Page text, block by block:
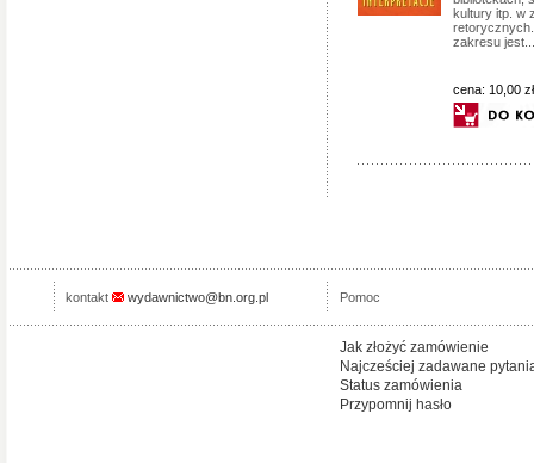
kultury itp. w
zakresu jest...
cena: 10,00 zł
kontakt wydawnictwo@bn.org.pl Pomoc
Jak złożyć zamówienie
Najcześciej zadawane
Status zamówienia
Przypomnij hasło